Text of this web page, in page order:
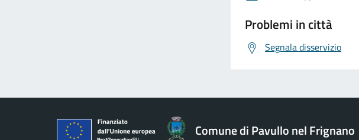
Problemi in città
Segnala disservizio
Comune di Pavullo nel Frignano